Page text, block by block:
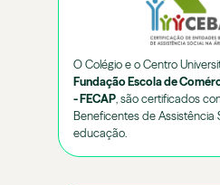
O Colégio e o Centro
Fundação Escola de
- FECAP , são certificados
Beneficentes de Assistência
educação.